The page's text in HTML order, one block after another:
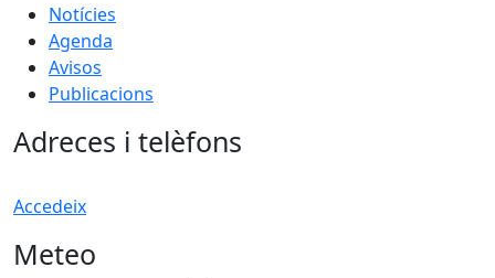
Notícies
Agenda
Avisos
Publicacions
Adreces i telèfons
Accedeix
Meteo